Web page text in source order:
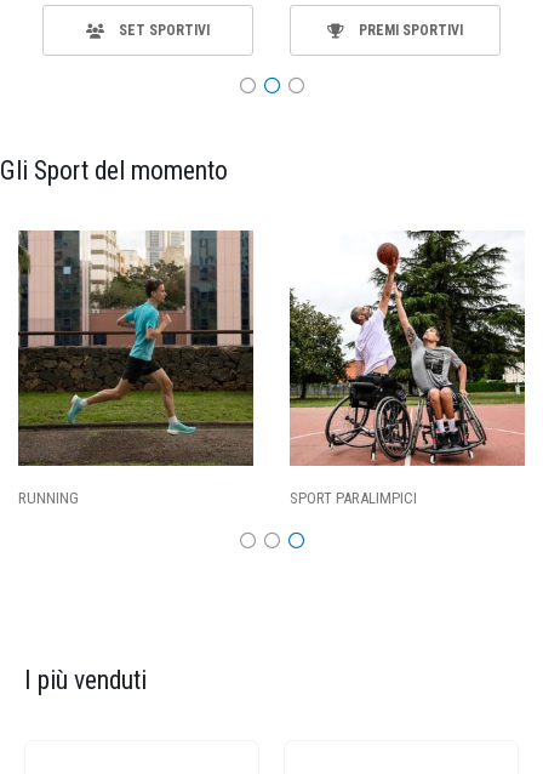
SET SPORTIVI PREMI SPORTIVI
Gli Sport del momento
SPORT PARALIMPICI
I più venduti